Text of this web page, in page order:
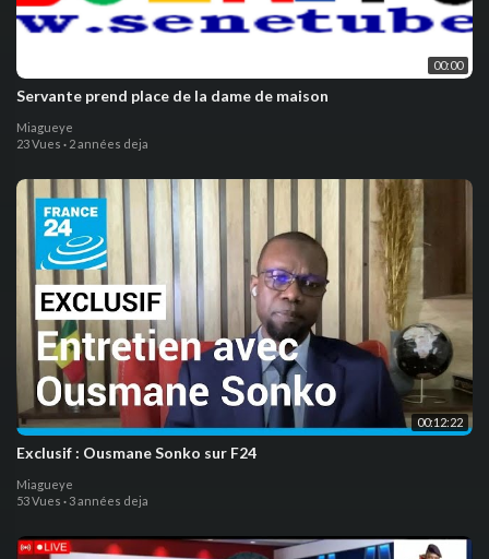
00:00
Servante prend place de la dame de maison
Miagueye
23 Vues · 2 années deja
00:12:22
Exclusif : Ousmane Sonko sur F24
Miagueye
53 Vues · 3 années deja